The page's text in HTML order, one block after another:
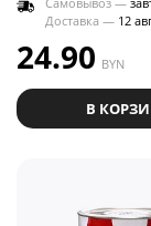
Доставка — 12
24.90 BYN
В